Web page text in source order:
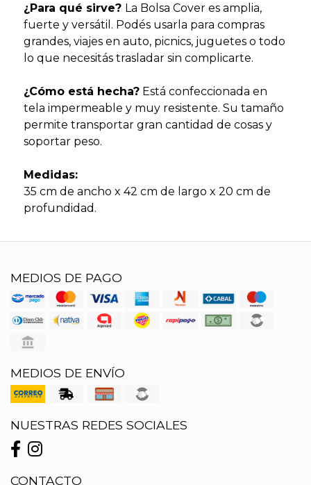
¿Para qué sirve? La Bolsa Cover es amplia,
fuerte y versátil. Podés usarla para compras
grandes, viajes en auto, picnics, juguetes o todo
lo que necesitás trasladar sin complicarte.
¿Cómo está hecha?Está confeccionada en
tela impermeable y muy resistente. Su tamaño
permite transportar gran cantidad de cosas y
soportar peso.
Medidas:
35 cm de ancho x 42 cm de largo x 20 cm de
profundidad.
MEDIOS DE PAGO
MEDIOS DE ENVÍO
NUESTRAS REDES SOCIALES
CONTACTO